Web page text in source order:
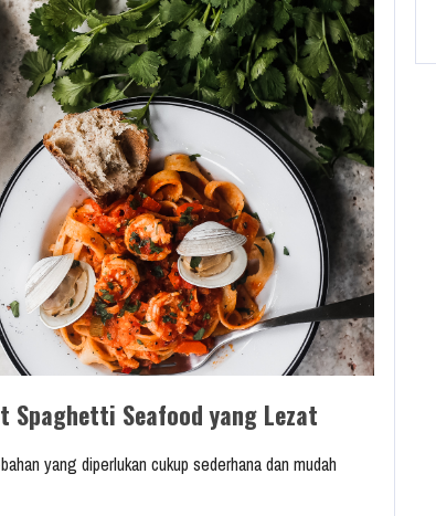
Spaghetti Seafood yang Lezat
yang diperlukan cukup sederhana dan mudah